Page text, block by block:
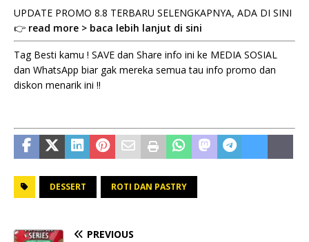
UPDATE PROMO 8.8 TERBARU SELENGKAPNYA, ADA DI SINI
👉 read more > baca lebih lanjut di sini
Tag Besti kamu ! SAVE dan Share info ini ke MEDIA SOSIAL
dan WhatsApp biar gak mereka semua tau info promo dan
diskon menarik ini !!
DESSERT ROTI DAN PASTRY
PREVIOUS